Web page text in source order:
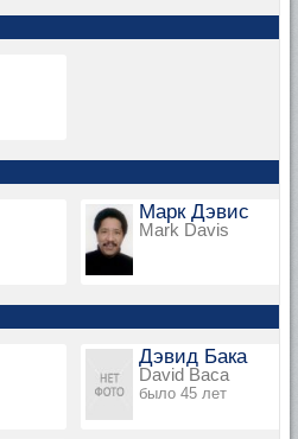
Марк Дэвис
Mark Davis
Дэвид Бака
David Baca
было 45 лет